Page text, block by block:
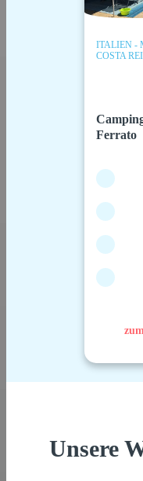
ITALIEN -
COSTA REI
Ferrato
Unsere